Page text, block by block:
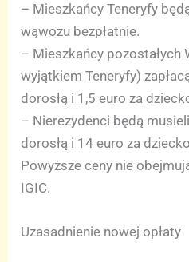
– Mieszkańcy Teneryfy
wąwozu bezpłatnie.
– Mieszkańcy pozostałych
wyjątkiem Teneryfy)
dorosłą i 1,5 euro za
– Nierezydenci będą
dorosłą i 14 euro za
Powyższe ceny nie
IGIC.
Uzasadnienie nowej opłaty